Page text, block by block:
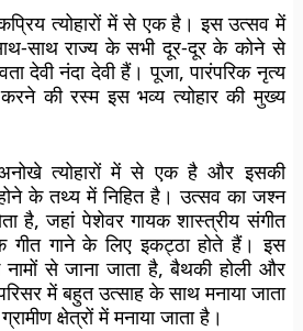
त्योहारों में से एक है। इस उत्सव में
साथ राज्य के सभी दूर-दूर के कोने से
देवी नंदा देवी हैं। पूजा, पारंपरिक नृत्य
की रस्म इस भव्य त्योहार की मुख्य
त्योहारों में से एक है और इसकी
के तथ्य में निहित है। उत्सव का जश्न
है, जहां पेशेवर गायक शास्त्रीय संगीत
गीत गाने के लिए इकट्ठा होते हैं। इस
से जाना जाता है, बैथकी होली और
में बहुत उत्साह के साथ मनाया जाता
क्षेत्रों में मनाया जाता है।